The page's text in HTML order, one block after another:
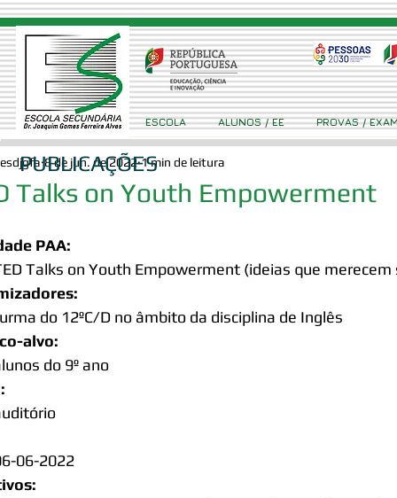
Talks on Youth Empowerment
esdjgfa 8 de jun. de 2022 1 min de leitura
PAA:
Talks on Youth Empowerment (ideias que
do 12ºC/D no âmbito da disciplina de Inglês
alvo:
do 9º ano
06-2022
PUBLICAÇÕES
ESCOLA ALUNOS / EE PROVAS /